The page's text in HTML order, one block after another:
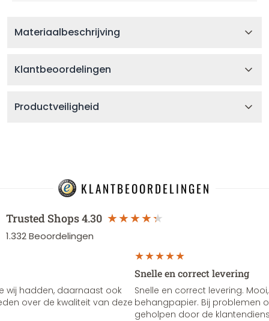
Materiaalbeschrijving
Klantbeoordelingen
Productveiligheid
KLANTBEOORDELINGEN
Trusted Shops4.30
1.332Beoordelingen
wij hadden, daarnaast ook
over de kwaliteit van deze
Snelle en correct levering
Snelle en correct levering.
behangpapier. Bij problemen
geholpen door de